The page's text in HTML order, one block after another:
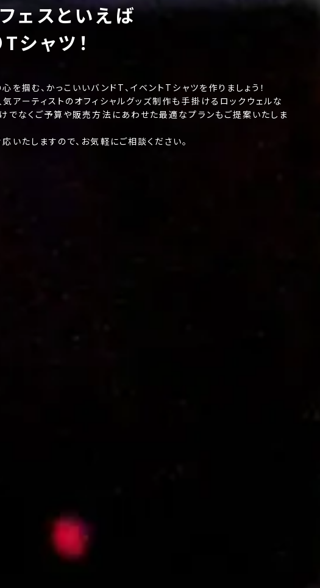
ェスといえば
シャツ！
を掴む、かっこいいバンドT、イベントTシャツを作りましょう！
アーティストのオフィシャルグッズ制作も手掛けるロックウェルな
でなくご予算や販売方法にあわせた最適なプランもご提案いたしま
いたしますので、お気軽にご相談ください。